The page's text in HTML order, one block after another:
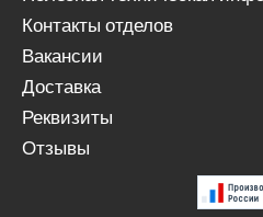
Контакты отделов
Вакансии
Доставка
Реквизиты
Отзывы